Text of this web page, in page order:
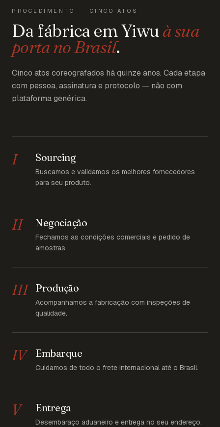
PROCEDIMENTO · CINCO ATOS
Da fábrica em Yiwu à sua
porta no Brasil.
Cinco atos coreografados há quinze anos. Cada etapa
com pessoa, assinatura e protocolo — não com
plataforma genérica.
I Sourcing
Buscamos e validamos os melhores fornecedores
para seu produto.
II Negociação
Fechamos as condições comerciais e pedido de
amostras.
III Produção
Acompanhamos a fabricação com inspeções de
qualidade.
IV Embarque
Cuidamos de todo o frete internacional até o Brasil.
V Entrega
Desembaraço aduaneiro e entrega no seu endereço.